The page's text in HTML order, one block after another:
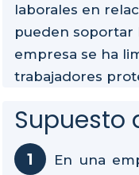
laborales en
pueden soportar
empresa se ha
trabajadores
Supuesto
En una